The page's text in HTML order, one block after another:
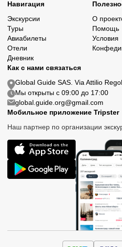
Навигация
Экскурсии
Туры
Авиабилеты
Отели
Дневник
О
Помощь
Условия
Как с нами связаться
Global Guide SAS. Via Attilio
Мы открыты с 09:00 до 17:00
global.guide.org@gmail.com
Мобильное приложение Tripster
Наш партнер по организации